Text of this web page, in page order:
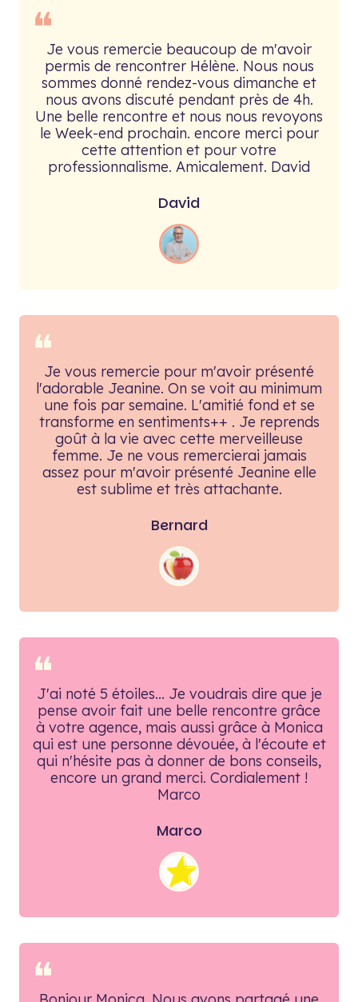
❝Je vous remercie beaucoup de m'avoir
permis de rencontrer Hélène. Nous nous
sommes donné rendez-vous dimanche et
nous avons discuté pendant près de 4h.
Une belle rencontre et nous nous revoyons
le Week-end prochain. encore merci pour
cette attention et pour votre
professionnalisme. Amicalement. David
David
❝Je vous remercie pour m'avoir présenté
l'adorable Jeanine. On se voit au minimum
une fois par semaine. L'amitié fond et se
transforme en sentiments++ . Je reprends
goût à la vie avec cette merveilleuse
femme. Je ne vous remercierai jamais
assez pour m'avoir présenté Jeanine elle
est sublime et très attachante.
Bernard
❝
J'ai noté 5 étoiles... Je voudrais dire que je
pense avoir fait une belle rencontre grâce
à votre agence, mais aussi grâce à Monica
qui est une personne dévouée, à l'écoute et
qui n'hésite pas à donner de bons conseils,
encore un grand merci. Cordialement !
Marco
Marco
❝